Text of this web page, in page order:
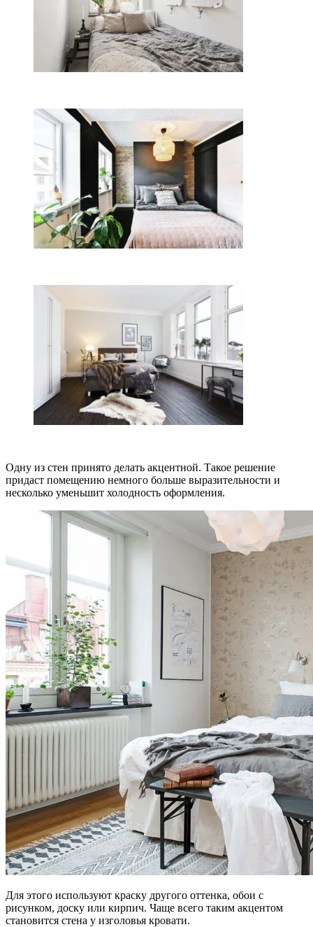
Одну из стен принято делать акцентной. Такое решение
придаст помещению немного больше выразительности и
несколько уменьшит холодность оформления.
Для этого используют краску другого оттенка, обои с
рисунком, доску или кирпич. Чаще всего таким акцентом
становится стена у изголовья кровати.